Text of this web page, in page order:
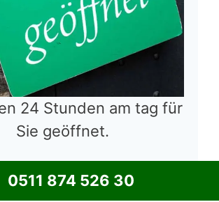
24 Stunden am tag für
Sie geöffnet.
0511 874 526 30